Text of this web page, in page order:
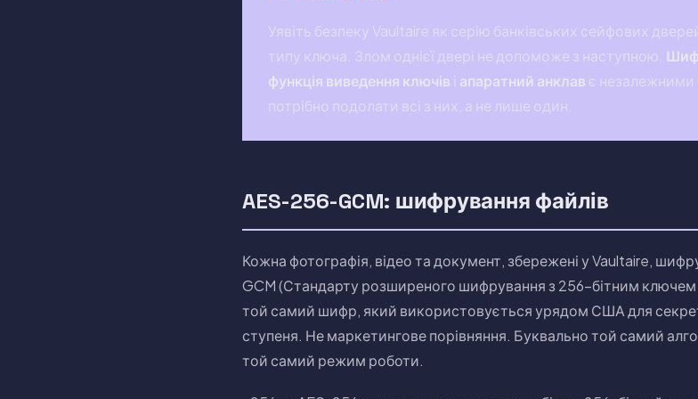
Уявіть безпеку Vaultaire як серію банківських сейфових
типу ключа. Злом однієї двері не допоможе з наступною.
функція виведення ключів апаратний анклав є
потрібно подолати всі з них, а не лише один.
AES-256-GCM: шифрування файлів
Кожна фотографія, відео та документ, збережені у Vaultaire,
GCM (Стандарту розширеного шифрування з 256-бітним ключем
той самий шифр, який використовується урядом США для
ступеня. Не маркетингове порівняння. Буквально той самий
той самий режим роботи.